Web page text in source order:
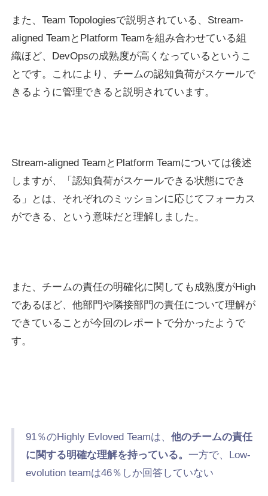
また、Team Topologiesで説明されている、Stream-
aligned TeamとPlatform Teamを組み合わせている組
織ほど、DevOpsの成熟度が高くなっているというこ
とです。これにより、チームの認知負荷がスケールで
きるように管理できると説明されています。
Stream-aligned TeamとPlatform Teamについては後述
しますが、「認知負荷がスケールできる状態にでき
る」とは、それぞれのミッションに応じてフォーカス
ができる、という意味だと理解しました。
また、チームの責任の明確化に関しても成熟度がHigh
であるほど、他部門や隣接部門の責任について理解が
できていることが今回のレポートで分かったようで
す。
91％のHighly Evloved Teamは、 他のチームの責任
に関する明確な理解を持っている。 一方で、Low-
evolution teamは46％しか回答していない